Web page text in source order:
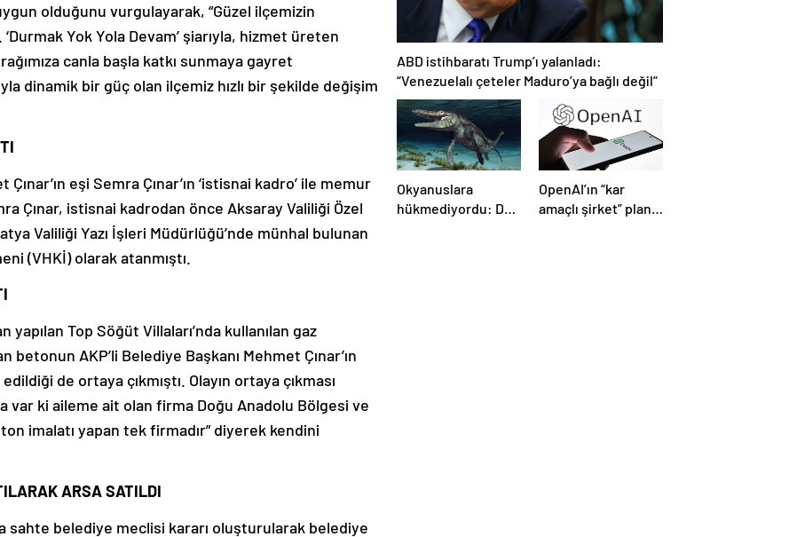
olduğunu vurgulayarak, “Güzel ilçemizin
Yok Yola Devam’ şiarıyla, hizmet üreten
canla başla katkı sunmaya gayret
dinamik bir güç olan ilçemiz hızlı bir şekilde değişim
eşi Semra Çınar’ın ‘istisnai kadro’ ile memur
Çınar, istisnai kadrodan önce Aksaray Valiliği Özel
Valiliği Yazı İşleri Müdürlüğü’nde münhal bulunan
(VHKİ) olarak atanmıştı.
Top Söğüt Villaları’nda kullanılan gaz
AKP’li Belediye Başkanı Mehmet Çınar’ın
de ortaya çıkmıştı. Olayın ortaya çıkması
var ki aileme ait olan firma Doğu Anadolu Bölgesi ve
imalatı yapan tek firmadır” diyerek kendini
ARSA SATILDI
sahte belediye meclisi kararı oluşturularak belediye
ABD istihbaratı Trump’ı yalanladı:
“Venezuelalı çeteler Maduro’ya bağlı değil”
Okyanuslara
hükmediyordu: Dev
OpenAI’ın “kar
amaçlı şirket” planı